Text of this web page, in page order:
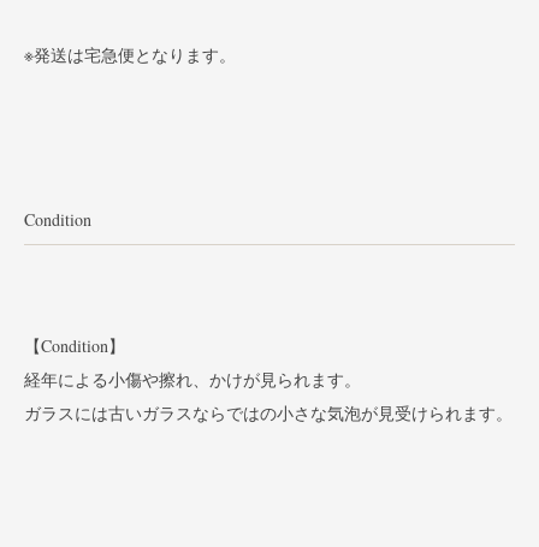
※発送は宅急便となります。
Condition
【Condition】
経年による小傷や擦れ、かけが見られます。
ガラスには古いガラスならではの小さな気泡が見受けられます。